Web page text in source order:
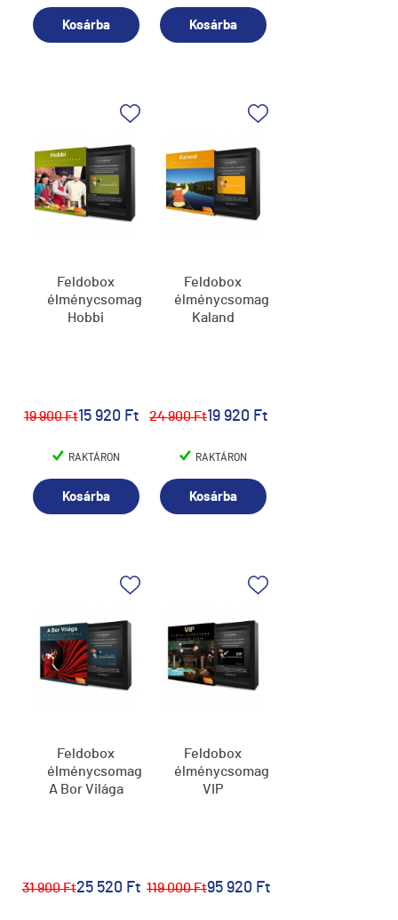
Kosárba Kosárba
Feldobox
élménycsomag,
Hobbi
19 900 Ft15 920 Ft
RAKTÁRON
Kosárba
Feldobox
élménycsomag,
Kaland
24 900 Ft19 920 Ft
RAKTÁRON
Kosárba
Feldobox
élménycsomag,
A Bor Világa
31 900 Ft25 520 Ft
Feldobox
élménycsomag,
VIP
119 000 Ft95 920 Ft